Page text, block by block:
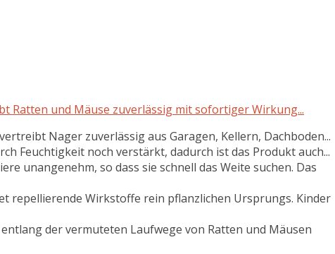
Ratten und Mäuse zuverlässig mit sofortiger Wirkung...
Nager zuverlässig aus Garagen, Kellern, Dachboden...
Feuchtigkeit noch verstärkt, dadurch ist das Produkt auch...
unangenehm, so dass sie schnell das Weite suchen. Das
repellierende Wirkstoffe rein pflanzlichen Ursprungs. Kinder
der vermuteten Laufwege von Ratten und Mäusen